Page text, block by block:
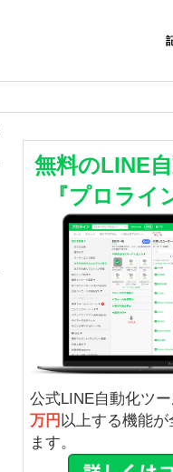
無料のLINE
『プロライ
公式LINE自動化ツ
万円 以上する機能が
ます。